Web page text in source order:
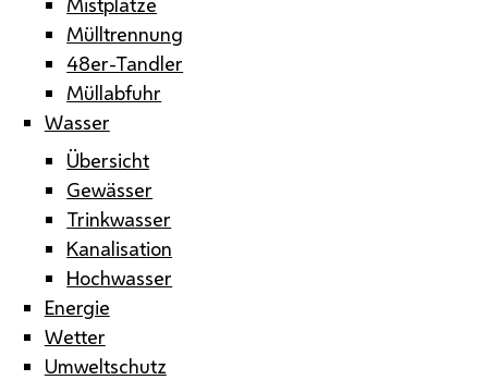
Mülltrennung
48er-Tandler
Müllabfuhr
Wasser
Übersicht
Gewässer
Trinkwasser
Kanalisation
Hochwasser
Energie
Wetter
Umweltschutz